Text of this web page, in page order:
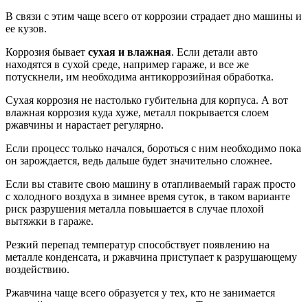
В связи с этим чаще всего от коррозии страдает дно машины и
ее кузов.
Коррозия бывает сухая и влажная. Если детали авто
находятся в сухой среде, например гараже, и все же
потускнели, им необходима антикоррозийная обработка.
Сухая коррозия не настолько губительна для корпуса. А вот
влажная коррозия куда хуже, металл покрывается слоем
ржавчины и нарастает регулярно.
Если процесс только начался, бороться с ним необходимо пока
он зарождается, ведь дальше будет значительно сложнее.
Если вы ставите свою машину в отапливаемый гараж просто
с холодного воздуха в зимнее время суток, в таком варианте
риск разрушения металла повышается в случае плохой
вытяжки в гараже.
Резкий перепад температур способствует появлению на
металле конденсата, и ржавчина приступает к разрушающему
воздействию.
Ржавчина чаще всего образуется у тех, кто не занимается